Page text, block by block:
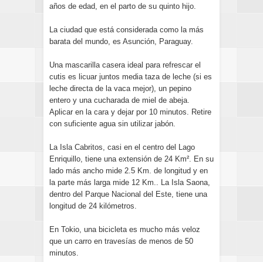
años de edad, en el parto de su quinto hijo.
La ciudad que está considerada como la más
barata del mundo, es Asunción, Paraguay.
Una mascarilla casera ideal para refrescar el
cutis es licuar juntos media taza de leche (si es
leche directa de la vaca mejor), un pepino
entero y una cucharada de miel de abeja.
Aplicar en la cara y dejar por 10 minutos. Retire
con suficiente agua sin utilizar jabón.
La Isla Cabritos, casi en el centro del Lago
Enriquillo, tiene una extensión de 24 Km². En su
lado más ancho mide 2.5 Km. de longitud y en
la parte más larga mide 12 Km.. La Isla Saona,
dentro del Parque Nacional del Este, tiene una
longitud de 24 kilómetros.
En Tokio, una bicicleta es mucho más veloz
que un carro en travesías de menos de 50
minutos.